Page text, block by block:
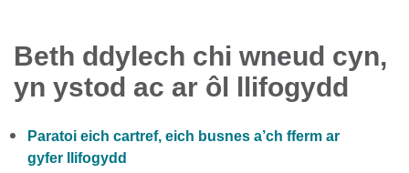
Beth ddylech chi wneud cyn,
yn ystod ac ar ôl llifogydd
Paratoi eich cartref, eich busnes a’ch fferm ar
gyfer llifogydd